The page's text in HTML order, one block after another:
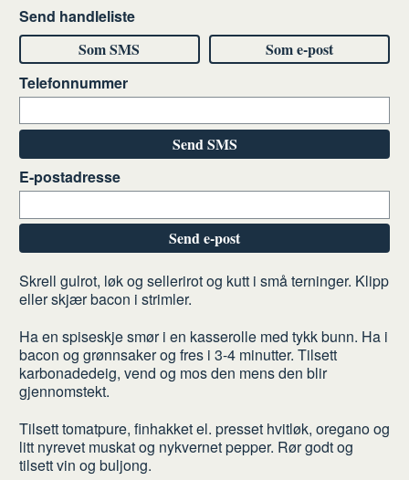
Send handleliste
Som SMS
Som e-post
Telefonnummer
Send SMS
E-postadresse
Send e-post
Slik
gjør
du
Skrell gulrot, løk og sellerirot og kutt i små terninger. Klipp
eller skjær bacon i strimler.
Ha en spiseskje smør i en kasserolle med tykk bunn. Ha i
bacon og grønnsaker og fres i 3-4 minutter. Tilsett
karbonadedeig, vend og mos den mens den blir
gjennomstekt.
Tilsett tomatpure, finhakket el. presset hvitløk, oregano og
litt nyrevet muskat og nykvernet pepper. Rør godt og
tilsett vin og buljong.